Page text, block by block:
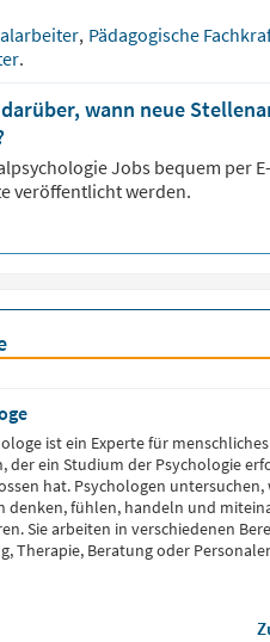
, Pädagogische
.
wann neue
Jobs bequem per
veröffentlicht werden.
ist ein Experte für
der ein Studium der Psychologie
hat. Psychologen untersuchen,
denken, fühlen, handeln und
Sie arbeiten in verschiedenen
Therapie, Beratung oder